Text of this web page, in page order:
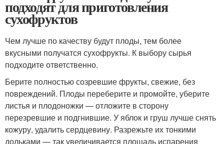
подходят для приготовления
сухофруктов
Чем лучше по качеству будут плоды, тем более
вкусными получатся сухофрукты. К выбору сырья
подходите ответственно.
Берите полностью созревшие фрукты, свежие, без
повреждений. Плоды переберите и промойте, уберите
листья и плодоножки — отложите в сторону
перезревшие и подгнившие. У яблок и груш лучше снять
кожуру, удалить сердцевину. Разрежьте их тонкими
дольками — так увеличивается площадь испарения